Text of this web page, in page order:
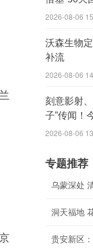
2026-08-06
沃森生物
补流
2026-08-06
刻意影射
子”传闻！
2026-08-06
专题推荐
乌蒙深处
洞天福地
贵安新区